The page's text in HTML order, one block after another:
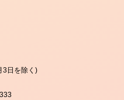
3日を除く)